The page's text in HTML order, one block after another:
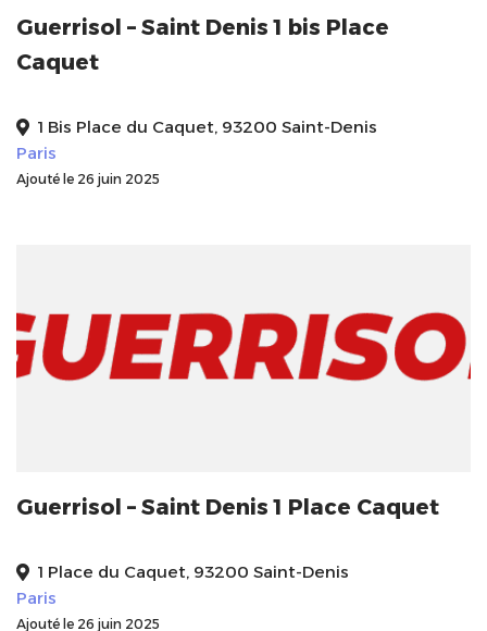
Guerrisol – Saint Denis 1 bis Place
Caquet
1 Bis Place du Caquet, 93200 Saint-Denis
Paris
Ajouté le 26 juin 2025
Guerrisol – Saint Denis 1 Place Caquet
1 Place du Caquet, 93200 Saint-Denis
Paris
Ajouté le 26 juin 2025